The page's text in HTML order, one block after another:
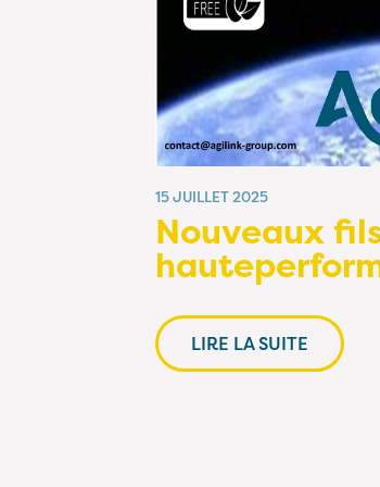
15 JUILLET 2025
Nouveaux
LIRE LA SUITE